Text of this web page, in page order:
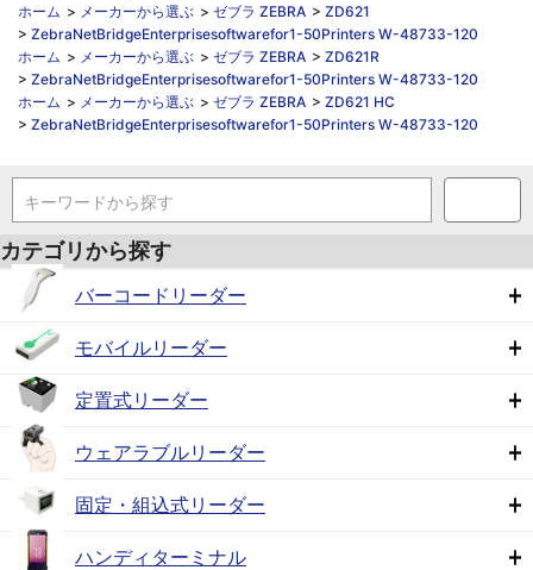
ホーム > メーカーから選ぶ > ゼブラ ZEBRA > ZD621
> ZebraNetBridgeEnterprisesoftwarefor1-50Printers W-48733-120
ホーム > メーカーから選ぶ > ゼブラ ZEBRA > ZD621R
> ZebraNetBridgeEnterprisesoftwarefor1-50Printers W-48733-120
ホーム > メーカーから選ぶ > ゼブラ ZEBRA > ZD621 HC
> ZebraNetBridgeEnterprisesoftwarefor1-50Printers W-48733-120
キーワードから探す
カテゴリから探す
バーコードリーダー
モバイルリーダー
定置式リーダー
ウェアラブルリーダー
固定・組込式リーダー
ハンディターミナル